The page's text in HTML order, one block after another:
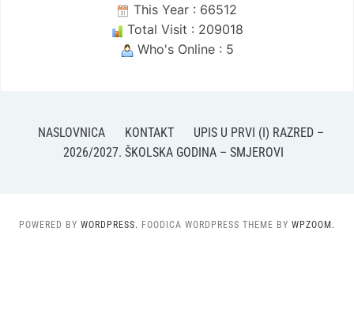
This Year : 66512
Total Visit : 209018
Who's Online : 5
NASLOVNICA KONTAKT
UPIS U PRVI (I) RAZRED –
2026/2027. ŠKOLSKA GODINA – SMJEROVI
POWERED BY WORDPRESS. FOODICA WORDPRESS THEME BY WPZOOM.